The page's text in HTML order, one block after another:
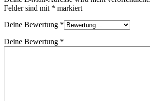
Felder sind mit * markiert
Deine Bewertung *
Deine Bewertung *